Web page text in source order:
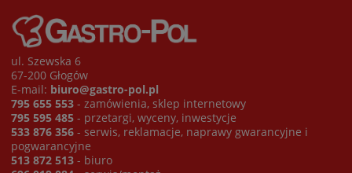
ul. Szewska 6
67-200 Głogów
E-mail: biuro@gastro-pol.pl
795 655 553 - zamówienia, sklep internetowy
795 595 485 - przetargi, wyceny, inwestycje
533 876 356 - serwis, reklamacje, naprawy gwarancyjne i
pogwarancyjne
513 872 513 - biuro